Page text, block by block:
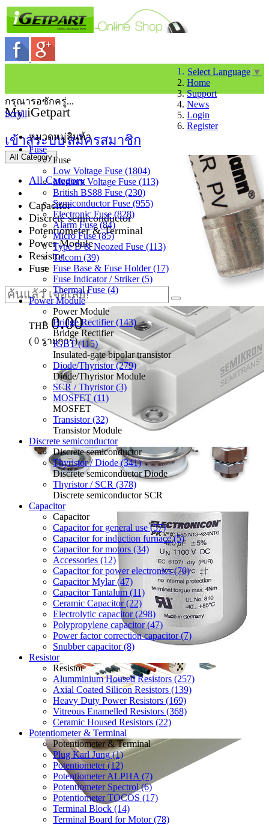
Select Language ▼
Home
Support
News
Login
Register
My iGetpart
เข้าสู่ระบบสมัครสมาชิก
All Category
All Category
Capacitor
Discrete semiconductor
Potentiometer & Terminal
Power Module
Resistor
Fuse
THB 0.00
( 0 รายการ)
กรุณารอซักครู่...
Scroll
หมวดหมู่สินค้า
Fuse
Fuse
Low Voltage Fuse (1804)
Medium Voltage Fuse (113)
British BS88 Fuse (230)
Semiconductor Fuse (955)
Electronic Fuse (828)
Alarm Fuse (84)
Micro Fuse (85)
Type D & Neozed Fuse (113)
Telcom (39)
Fuse Base & Fuse Holder (17)
Fuse Indicator / Striker (5)
Thermal Fuse (4)
Power Module
Power Module
Bridge Rectifier (143)
Bridge Rectifier
IGBT (115)
Insulated-gate bipolar transistor
Diode/Thyristor (279)
Diode/Thyristor Module
SCR / Thyristor (3)
MOSFET (11)
MOSFET
Transistor (32)
Transistor Module
Discrete semiconductor
Discrete semiconductor
Thyristor / Diode (341)
Discrete semiconductor Diode
Thyristor / SCR (378)
Discrete semiconductor SCR
Capacitor
Capacitor
Capacitor for general use (57)
Capacitor for induction furnace (5)
Capacitor for motors (34)
Accessories (12)
Capacitor for power electronics (70)
Capacitor Mylar (47)
Capacitor Tantalum (11)
Ceramic Capacitor (22)
Electrolytic capacitor (298)
Polypropylene capacitor (47)
Power factor correction capacitor (7)
Snubber capacitor (8)
Resistor
Resistor
Alumminium Housed Resistors (257)
Axial Coated Silicon Resistors (139)
Heavy Duty Power Resistors (169)
Vitreous Enamelled Resistors (368)
Ceramic Housed Resistors (22)
Potentiometer & Terminal
Potentiometer & Terminal
Plug Karl Jung (1)
Potentiometer (12)
Potentiometer ALPHA (7)
Potentiometer Spectrol (6)
Potentiometer TOCOS (17)
Terminal Block (14)
Terminal Board for Motor (78)